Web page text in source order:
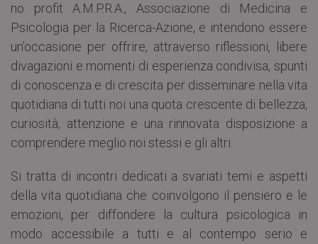
no profit A.M.P.R.A., Associazione di Medicina e
Psicologia per la Ricerca-Azione, e intendono essere
un’occasione per offrire, attraverso riflessioni, libere
divagazioni e momenti di esperienza condivisa, spunti
di conoscenza e di crescita per disseminare nella vita
quotidiana di tutti noi una quota crescente di bellezza,
curiosità, attenzione e una rinnovata disposizione a
comprendere meglio noi stessi e gli altri.
Si tratta di incontri dedicati a svariati temi e aspetti
della vita quotidiana che coinvolgono il pensiero e le
emozioni, per diffondere la cultura psicologica in
modo accessibile a tutti e al contempo serio e